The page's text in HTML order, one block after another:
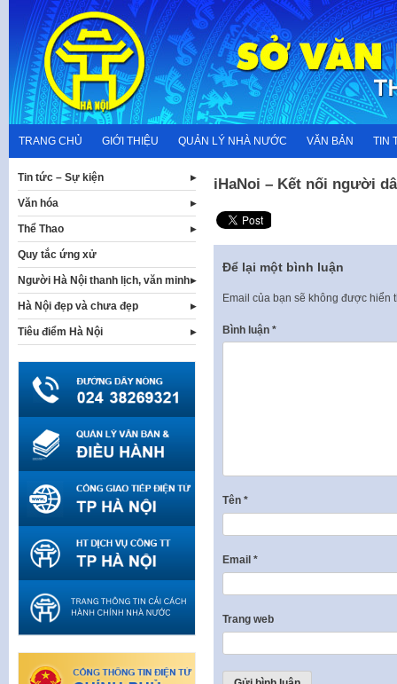
content
TRANG CHỦ GIỚI THIỆU QUẢN LÝ NHÀ NƯỚC VĂN BẢN TIN
iHaNoi – Kết nối người
Để lại một bình luận
Email của bạn sẽ không được hiển
Bình luận *
Tên *
Email *
Trang web
Tin tức – Sự kiện
Văn hóa
Thể Thao
Quy tắc ứng xử
Người Hà Nội thanh lịch, văn minh
Hà Nội đẹp và chưa đẹp
Tiêu điểm Hà Nội